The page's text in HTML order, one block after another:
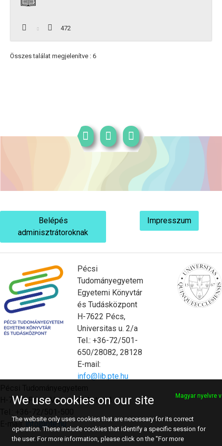
472
Összes találat megjelenítve : 6
Belépés
adminisztrátoroknak
Impresszum
Pécsi
Tudományegyetem
Egyetemi Könyvtár
és Tudásközpont
H-7622 Pécs,
Universitas u. 2/a
Tel.: +36-72/501-
650/28082, 28128
E-mail:
info@lib.pte.hu
H-7622 Pécs, Vasvári Pál utca 4.
E-mail:info@pte.hu
We use cookies on our site Magyar nyelvre
The website only uses cookies that are necessary for its correct
operation. These include cookies that identify a specific session for
the user. For more information, please click on the "For more